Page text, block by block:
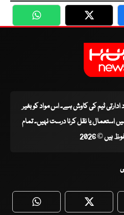
WhatsApp Twitter
ادارتی ٹیم کی کاوش ہے۔ اس مواد کو بغیر
یا نقل کرنا درست نہیں۔ تمام
ہیں © 2026
WhatsApp Twitter